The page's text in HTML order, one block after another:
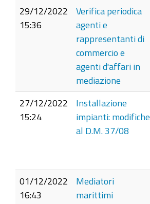
29/12/2022
15:36
Verifica periodica
agenti e
rappresentanti di
commercio e
agenti d'affari in
mediazione
27/12/2022
15:24
Installazione
impianti: modifiche
al D.M. 37/08
01/12/2022
16:43
Mediatori
marittimi